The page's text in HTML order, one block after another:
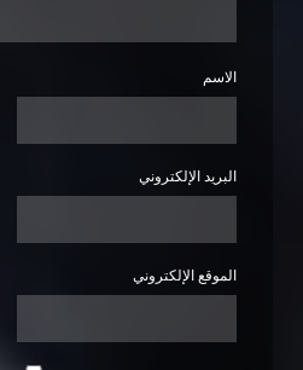
الاسم
البريد الإلكتروني
الموقع الإلكتروني